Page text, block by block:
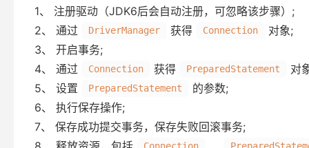
1、 注册驱动（JDK6后会自动注册，可忽略该步骤）;
2、 通过
DriverManager 获得 Connection
对象;
3、 开启事务;
4、 通过
Connection 获得 PreparedStatement
对
5、 设置
PreparedStatement
的参数;
6、 执行保存操作;
7、 保存成功提交事务，保存失败回滚事务;